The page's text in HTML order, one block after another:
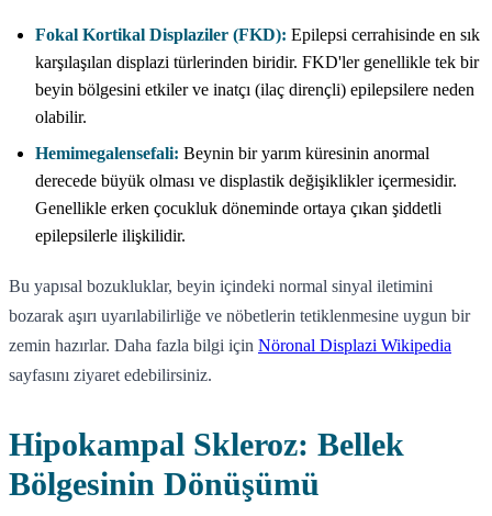
Fokal Kortikal Displaziler (FKD): Epilepsi cerrahisinde en sık
karşılaşılan displazi türlerinden biridir. FKD'ler genellikle tek bir
beyin bölgesini etkiler ve inatçı (ilaç dirençli) epilepsilere neden
olabilir.
Hemimegalensefali: Beynin bir yarım küresinin anormal
derecede büyük olması ve displastik değişiklikler içermesidir.
Genellikle erken çocukluk döneminde ortaya çıkan şiddetli
epilepsilerle ilişkilidir.
Bu yapısal bozukluklar, beyin içindeki normal sinyal iletimini
bozarak aşırı uyarılabilirliğe ve nöbetlerin tetiklenmesine uygun bir
zemin hazırlar. Daha fazla bilgi için Nöronal Displazi Wikipedia
sayfasını ziyaret edebilirsiniz.
Hipokampal Skleroz: Bellek
Bölgesinin Dönüşümü